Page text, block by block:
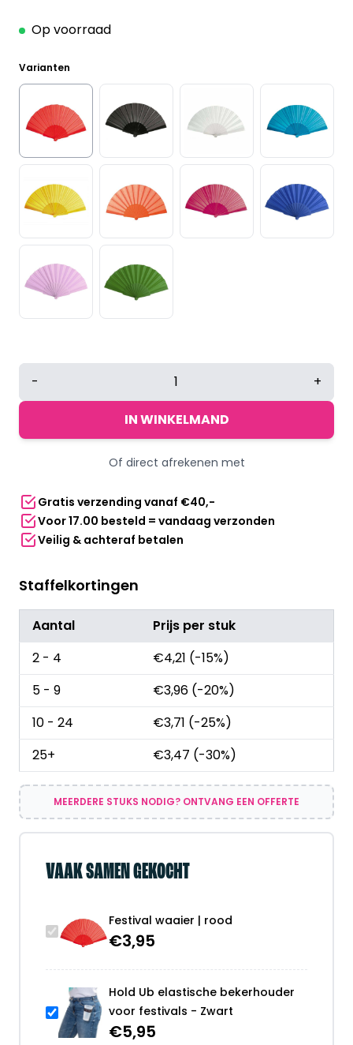
Op voorraad
Varianten
Festival
|
- +
IN WINKELMAND
Of direct afrekenen met
Gratis verzending vanaf €40,-
Voor 17.00 besteld = vandaag verzonden
Veilig & achteraf betalen
Staffelkortingen
Aantal
Prijs per stuk
2 - 4
€4,21 (-15%)
5 - 9
€3,96 (-20%)
10 - 24
€3,71 (-25%)
25+
€3,47 (-30%)
MEERDERE STUKS NODIG? ONTVANG EEN OFFERTE
VAAK SAMEN GEKOCHT
Festival waaier | rood
€3,95
Hold Ub elastische bekerhouder
voor festivals - Zwart
€5,95